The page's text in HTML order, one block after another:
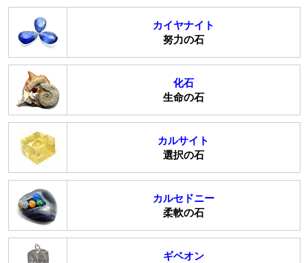
カイヤナイト
努力の石
化石
生命の石
カルサイト
選択の石
カルセドニー
柔軟の石
ギベオン